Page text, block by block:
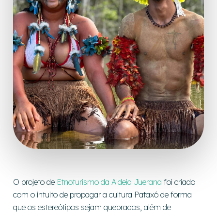
O projeto de Etnoturismoda Aldeia Juerana foi criado
com o intuito de propagar a cultura Pataxó de forma
que os estereótipos sejam quebrados, além de